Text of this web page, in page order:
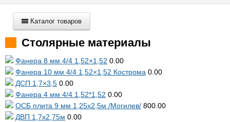
Каталог товаров
Столярные материалы
Фанера 8 мм 4/4 1,52×1,52 0.00
Фанера 10 мм 4/4 1,52×1,52 Кострома 0.00
ДСП 1,7×3,5 0.00
Фанера 4 мм 4/4 1,52*1,52 0.00
ОСБ плита 9 мм 1,25х2,5м /Могилев/ 800.00
ДВП 1,7х2,75м 0.00